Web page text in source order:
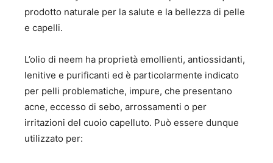
prodotto naturale per la salute e la bellezza di pelle
e capelli.
L’olio di neem ha proprietà emollienti, antiossidanti,
lenitive e purificanti ed è particolarmente indicato
per pelli problematiche, impure, che presentano
acne, eccesso di sebo, arrossamenti o per
irritazioni del cuoio capelluto. Può essere dunque
utilizzato per: